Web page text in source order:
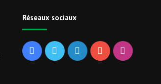
Réseaux sociaux
FacebookTwitterLinkedinYouTubeInstagram